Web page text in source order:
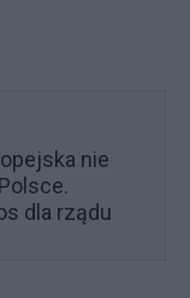
nie
dla rządu